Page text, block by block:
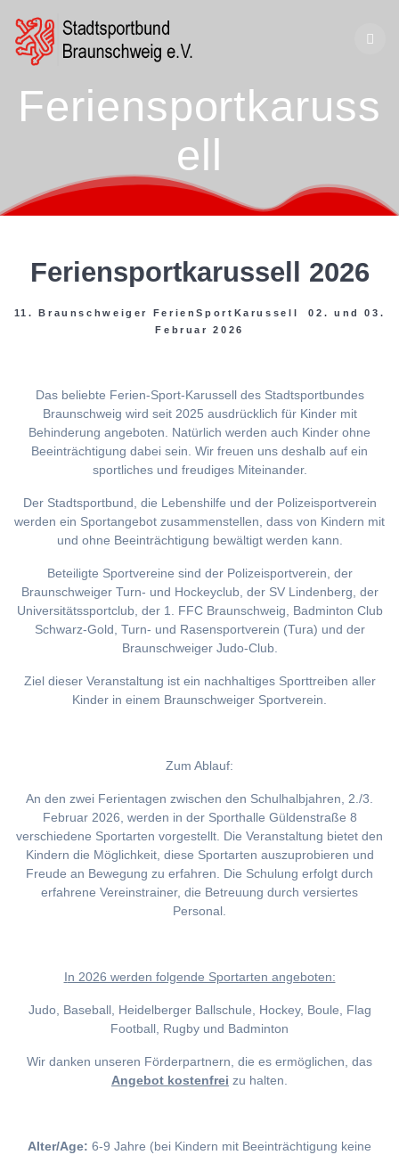
Feriensportkaruss
ell
Feriensportkarussell 2026
11. Braunschweiger FerienSportKarussell 02. und 03.
Februar 2026
Das beliebte Ferien-Sport-Karussell des Stadtsportbundes
Braunschweig wird seit 2025 ausdrücklich für Kinder mit
Behinderung angeboten. Natürlich werden auch Kinder ohne
Beeinträchtigung dabei sein. Wir freuen uns deshalb auf ein
sportliches und freudiges Miteinander.
Der Stadtsportbund, die Lebenshilfe und der Polizeisportverein
werden ein Sportangebot zusammenstellen, dass von Kindern mit
und ohne Beeinträchtigung bewältigt werden kann.
Beteiligte Sportvereine sind der Polizeisportverein, der
Braunschweiger Turn- und Hockeyclub, der SV Lindenberg, der
Universitätssportclub, der 1. FFC Braunschweig, Badminton Club
Schwarz-Gold, Turn- und Rasensportverein (Tura) und der
Braunschweiger Judo-Club.
Ziel dieser Veranstaltung ist ein nachhaltiges Sporttreiben aller
Kinder in einem Braunschweiger Sportverein.
Zum Ablauf:
An den zwei Ferientagen zwischen den Schulhalbjahren, 2./3.
Februar 2026, werden in der Sporthalle Güldenstraße 8
verschiedene Sportarten vorgestellt. Die Veranstaltung bietet den
Kindern die Möglichkeit, diese Sportarten auszuprobieren und
Freude an Bewegung zu erfahren. Die Schulung erfolgt durch
erfahrene Vereinstrainer, die Betreuung durch versiertes
Personal.
In 2026 werden folgende Sportarten angeboten:
Judo, Baseball, Heidelberger Ballschule, Hockey, Boule, Flag
Football, Rugby und Badminton
Wir danken unseren Förderpartnern, die es ermöglichen, das
Angebot kostenfrei zu halten.
Alter/Age: 6-9 Jahre (bei Kindern mit Beeinträchtigung keine